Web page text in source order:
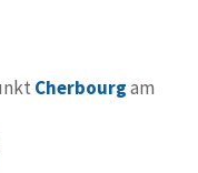
Cherbourgam